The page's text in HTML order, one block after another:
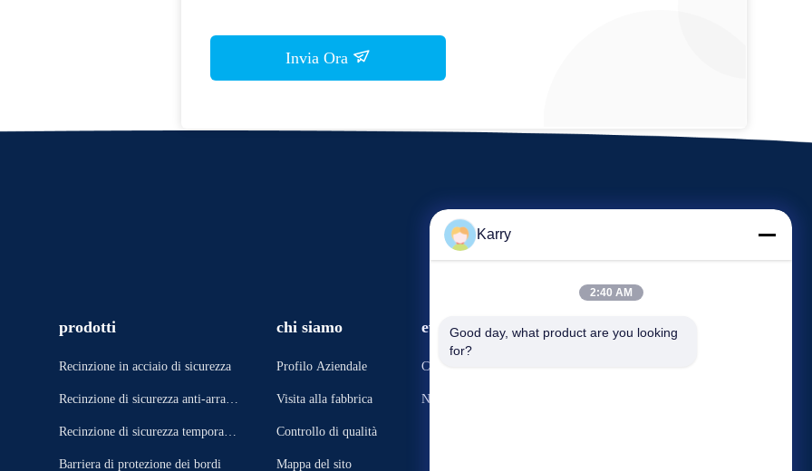
Invia Ora
prodotti
Recinzione in acciaio di sicurezza
Recinzione di sicurezza anti-arram
Recinzione di sicurezza temporane
Barriera di protezione dei bordi
chi siamo
Profilo Aziendale
Visita alla fabbrica
Controllo di qualità
Mappa del sito
eventi
Casi
Notizie
Richiesta Una citazione
Karry
2:40 AM
Good day, what product are you looking
for?